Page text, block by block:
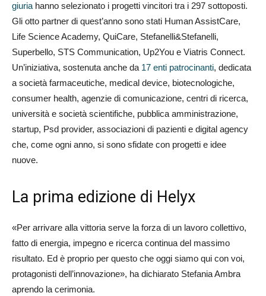
giuria hanno selezionato i progetti vincitori tra i 297 sottoposti.
Gli otto partner di quest’anno sono stati Human AssistCare,
Life Science Academy, QuiCare, Stefanelli&Stefanelli,
Superbello, STS Communication, Up2You e Viatris Connect.
Un’iniziativa, sostenuta anche da 17 enti patrocinanti, dedicata
a società farmaceutiche, medical device, biotecnologiche,
consumer health, agenzie di comunicazione, centri di ricerca,
università e società scientifiche, pubblica amministrazione,
startup, Psd provider, associazioni di pazienti e digital agency
che, come ogni anno, si sono sfidate con progetti e idee
nuove.
La prima edizione di Helyx
«Per arrivare alla vittoria serve la forza di un lavoro collettivo,
fatto di energia, impegno e ricerca continua del massimo
risultato. Ed è proprio per questo che oggi siamo qui con voi,
protagonisti dell’innovazione», ha dichiarato Stefania Ambra
aprendo la cerimonia.